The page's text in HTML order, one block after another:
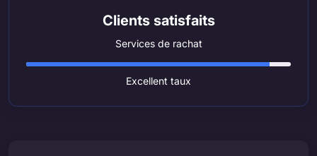
Clients satisfaits
Services de rachat
Excellent taux